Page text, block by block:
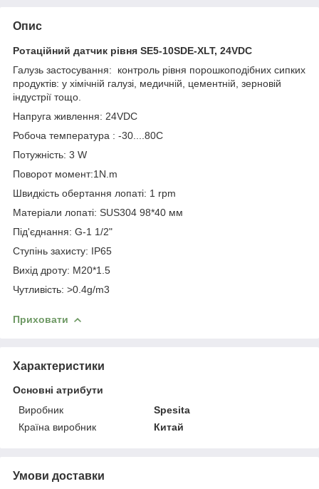
Опис
Ротаційний датчик рівня SE5-10SDE-XLT, 24VDC
Галузь застосування: контроль рівня порошкоподібних сипких
продуктів: у хімічній галузі, медичній, цементній, зерновій
індустрії тощо.
Напруга живлення: 24VDC
Робоча температура : -30....80С
Потужність: 3 W
Поворот момент:1N.m
Швидкість обертання лопаті: 1 rpm
Матеріали лопаті: SUS304 98*40 мм
Під'єднання: G-1 1/2"
Ступінь захисту: IP65
Вихід дроту: М20*1.5
Чутливість: >0.4g/m3
Приховати
Характеристики
Основні атрибути
Виробник
Spesita
Країна виробник
Китай
Умови доставки